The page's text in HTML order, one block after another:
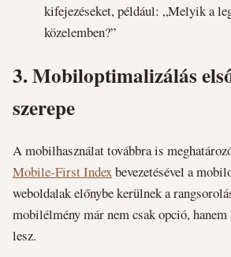
kifejezéseket, például: „Melyik a
közelemben?”
3.Mobiloptimalizálás
szerepe
A mobilhasználat továbbra is
Mobile-First Indexbevezetésével a
weboldalak előnybe kerülnek a
mobilélmény már nem csak opció, hanem
lesz.